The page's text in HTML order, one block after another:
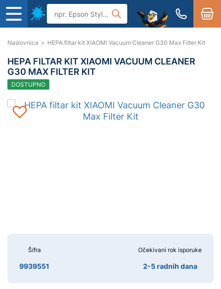
Naslovnica > HEPA filtar kit XIAOMI Vacuum Cleaner G30 Max Filter Kit
HEPA FILTAR KIT XIAOMI VACUUM CLEANER
G30 MAX FILTER KIT
DOSTUPNO
Šifra
9939551
Očekivani rok isporuke
2-5 radnih dana